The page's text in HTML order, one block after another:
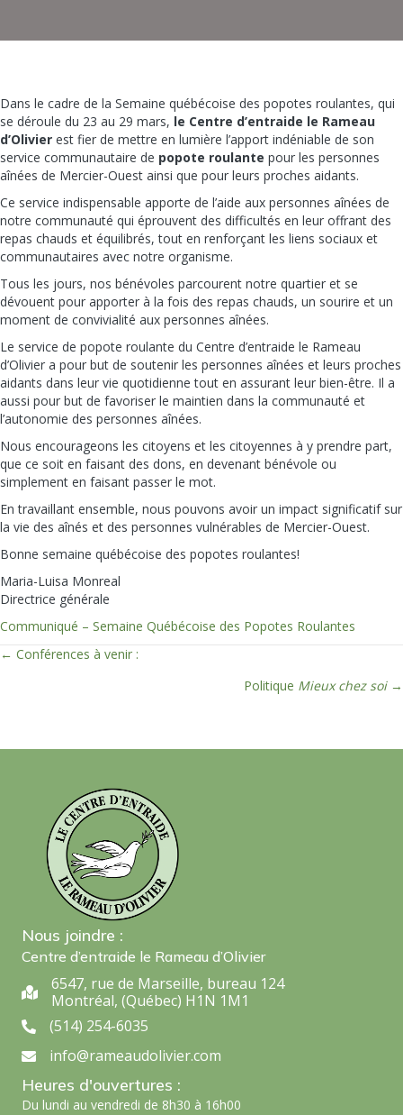
Dans le cadre de la Semaine québécoise des popotes roulantes, qui
se déroule du 23 au 29 mars, le Centre d’entraide le Rameau
d’Olivier est fier de mettre en lumière l’apport indéniable de son
service communautaire de popote roulante pour les personnes
aînées de Mercier-Ouest ainsi que pour leurs proches aidants.
Ce service indispensable apporte de l’aide aux personnes aînées de
notre communauté qui éprouvent des difficultés en leur offrant des
repas chauds et équilibrés, tout en renforçant les liens sociaux et
communautaires avec notre organisme.
Tous les jours, nos bénévoles parcourent notre quartier et se
dévouent pour apporter à la fois des repas chauds, un sourire et un
moment de convivialité aux personnes aînées.
Le service de popote roulante du Centre d’entraide le Rameau
d’Olivier a pour but de soutenir les personnes aînées et leurs proches
aidants dans leur vie quotidienne tout en assurant leur bien-être. Il a
aussi pour but de favoriser le maintien dans la communauté et
l’autonomie des personnes aînées.
Nous encourageons les citoyens et les citoyennes à y prendre part,
que ce soit en faisant des dons, en devenant bénévole ou
simplement en faisant passer le mot.
En travaillant ensemble, nous pouvons avoir un impact significatif sur
la vie des aînés et des personnes vulnérables de Mercier-Ouest.
Bonne semaine québécoise des popotes roulantes!
Maria-Luisa Monreal
Directrice générale
Communiqué – Semaine Québécoise des Popotes Roulantes
Posts
← Conférences à venir :
Politique Mieux chez soi→
Nous joindre :
Centre d’entraide le Rameau d’Olivier
6547, rue de Marseille, bureau 124 Montréal, (Québec) H1N 1M1
6547, rue de Marseille, bureau 124
Montréal, (Québec) H1N 1M1
(514) 254-6035
(514) 254-6035
info@rameaudolivier.com
info@rameaudolivier.com
Heures d'ouvertures :
Du lundi au vendredi de 8h30 à 16h00